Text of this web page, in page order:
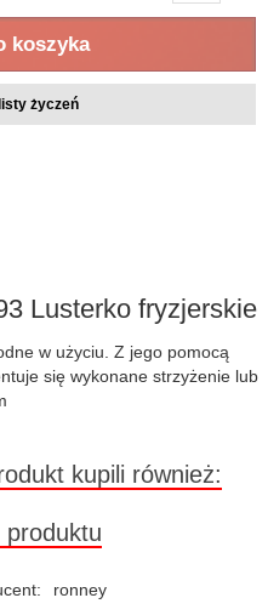
koszyka
życzeń
Lusterko fryzjerskie
w użyciu. Z jego pomocą
się wykonane strzyżenie lub
kupili również:
ronney